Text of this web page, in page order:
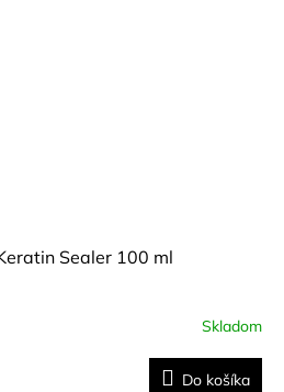
Sealer 100 ml
Skladom
Do košíka